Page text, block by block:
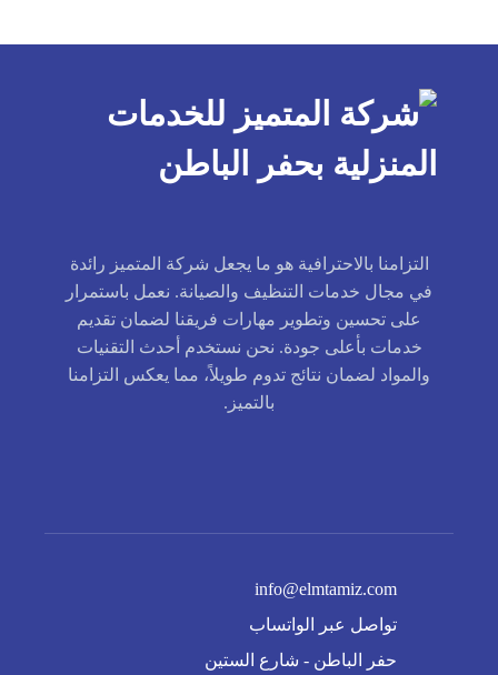
التزامنا بالاحترافية هو ما يجعل شركة المتميز رائدة
في مجال خدمات التنظيف والصيانة. نعمل باستمرار
على تحسين وتطوير مهارات فريقنا لضمان تقديم
خدمات بأعلى جودة. نحن نستخدم أحدث التقنيات
والمواد لضمان نتائج تدوم طويلاً، مما يعكس التزامنا
بالتميز.
info@elmtamiz.com
تواصل عبر الواتساب
حفر الباطن - شارع الستين